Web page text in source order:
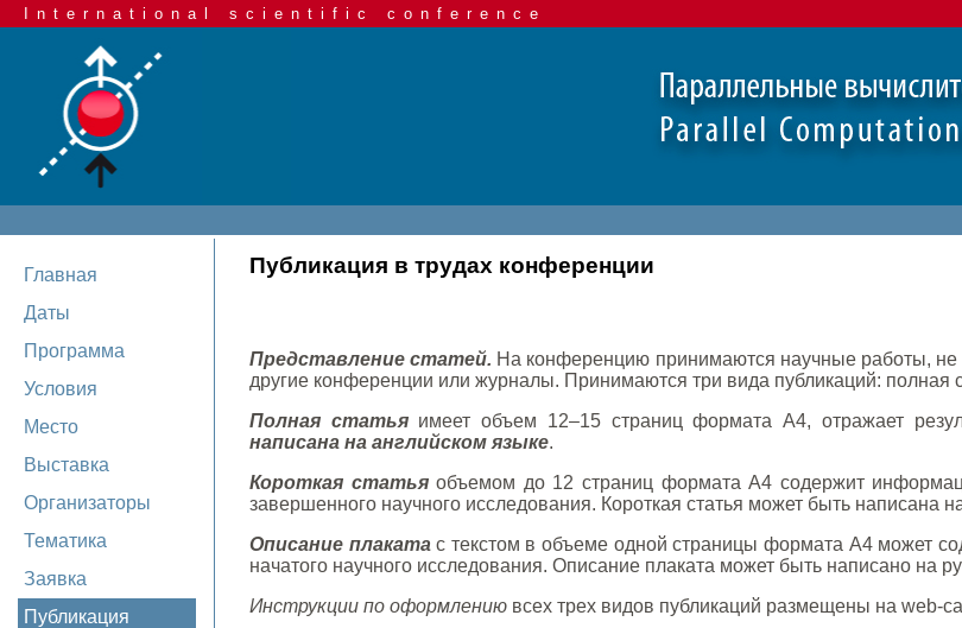
International scientific conference
Главная
Даты
Программа
Условия
Место
Выставка
Организаторы
Тематика
Заявка
Публикация
Публикация в трудах конференции
Представление статей. На конференцию принимаются научные работы,
другие конференции или журналы. Принимаются три вида публикаций: полная
Полная статьяимеет объем 12–15 страниц формата А4, отражает
написана на английском языке.
Короткая статьяобъемом до 12 страниц формата А4 содержит
завершенного научного исследования. Короткая статья может быть написана
Описание плакатас текстом в объеме одной страницы формата А4 может
начатого научного исследования. Описание плаката может быть написано на
Инструкции по оформлению всех трех видов публикаций размещены на web-